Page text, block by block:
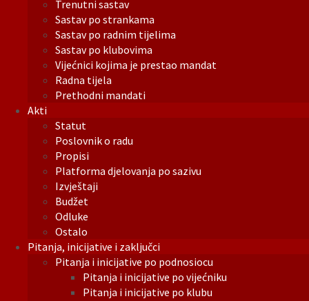
Trenutni sastav
Sastav po strankama
Sastav po radnim tijelima
Sastav po klubovima
Vijećnici kojima je prestao mandat
Radna tijela
Prethodni mandati
Akti
Statut
Poslovnik o radu
Propisi
Platforma djelovanja po sazivu
Izvještaji
Budžet
Odluke
Ostalo
Pitanja, inicijative i zaključci
Pitanja i inicijative po podnosiocu
Pitanja i inicijative po vijećniku
Pitanja i inicijative po klubu